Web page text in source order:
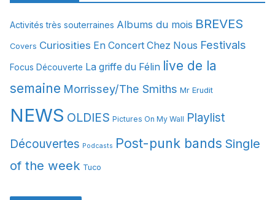
v
e
Activités très souterraines Albums du mois BREVES
Covers Curiosities En Concert Chez Nous Festivals
Focus Découverte La griffe du Félin live de la
semaine Morrissey/The Smiths Mr Erudit
NEWS OLDIES Pictures On My Wall Playlist
Découvertes Podcasts Post-punk bands Single
of the week Tuco